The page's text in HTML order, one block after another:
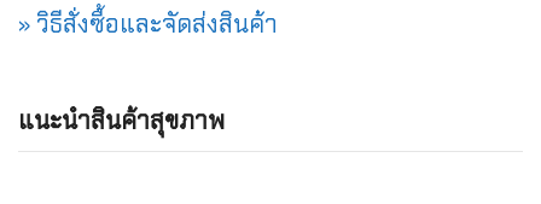
» วิธีสั่งซื้อและจัดส่งสินค้า
แนะนำสินค้าสุขภาพ